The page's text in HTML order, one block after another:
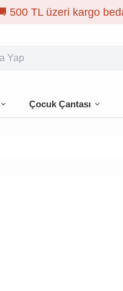
Çocuk Çantası